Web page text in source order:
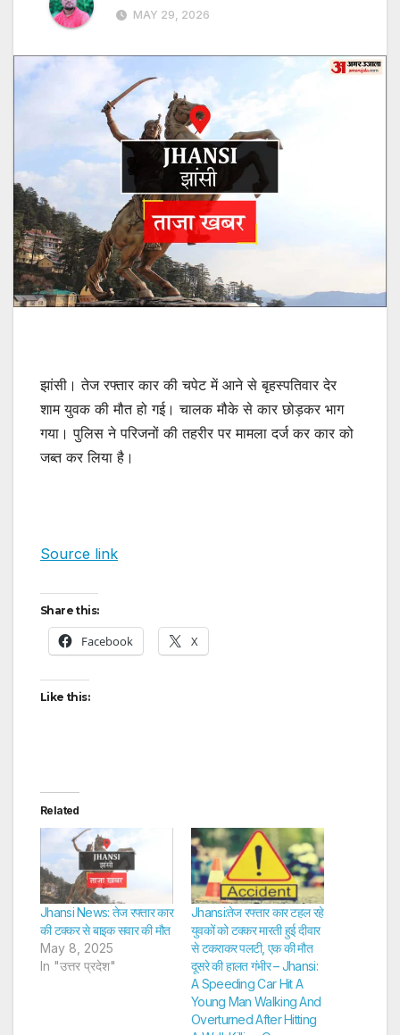
MAY 29, 2026
झांसी। तेज रफ्तार कार की चपेट में आने से बृहस्पतिवार देर
शाम युवक की मौत हो गई। चालक मौके से कार छोड़कर भाग
गया। पुलिस ने परिजनों की तहरीर पर मामला दर्ज कर कार को
जब्त कर लिया है।
Source link
Share this:
Facebook X
Like this:
Related
Jhansi News: तेज रफ्तार कार
की टक्कर से बाइक सवार की मौत
May 8, 2025
In "उत्तर प्रदेश"
Jhansi:तेज रफ्तार कार टहल रहे
युवकों को टक्कर मारती हुई दीवार
से टकराकर पलटी, एक की मौत
दूसरे की हालत गंभीर – Jhansi:
A Speeding Car Hit A
Young Man Walking And
Overturned After Hitting